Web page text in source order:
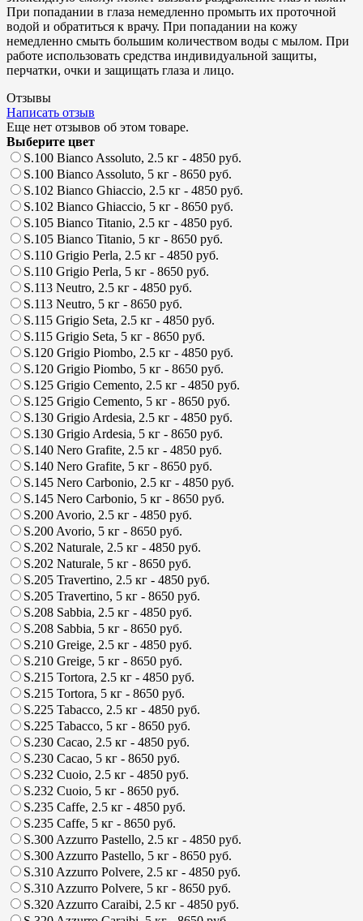
При попадании в глаза немедленно промыть их проточной
водой и обратиться к врачу. При попадании на кожу
немедленно смыть большим количеством воды с мылом. При
работе использовать средства индивидуальной защиты,
перчатки, очки и защищать глаза и лицо.
Отзывы
Написать отзыв
Еще нет отзывов об этом товаре.
Выберите цвет
S.100 Bianco Assoluto, 2.5 кг - 4850 руб.
S.100 Bianco Assoluto, 5 кг - 8650 руб.
S.102 Bianco Ghiaccio, 2.5 кг - 4850 руб.
S.102 Bianco Ghiaccio, 5 кг - 8650 руб.
S.105 Bianco Titanio, 2.5 кг - 4850 руб.
S.105 Bianco Titanio, 5 кг - 8650 руб.
S.110 Grigio Perla, 2.5 кг - 4850 руб.
S.110 Grigio Perla, 5 кг - 8650 руб.
S.113 Neutro, 2.5 кг - 4850 руб.
S.113 Neutro, 5 кг - 8650 руб.
S.115 Grigio Seta, 2.5 кг - 4850 руб.
S.115 Grigio Seta, 5 кг - 8650 руб.
S.120 Grigio Piombo, 2.5 кг - 4850 руб.
S.120 Grigio Piombo, 5 кг - 8650 руб.
S.125 Grigio Cemento, 2.5 кг - 4850 руб.
S.125 Grigio Cemento, 5 кг - 8650 руб.
S.130 Grigio Ardesia, 2.5 кг - 4850 руб.
S.130 Grigio Ardesia, 5 кг - 8650 руб.
S.140 Nero Grafite, 2.5 кг - 4850 руб.
S.140 Nero Grafite, 5 кг - 8650 руб.
S.145 Nero Carbonio, 2.5 кг - 4850 руб.
S.145 Nero Carbonio, 5 кг - 8650 руб.
S.200 Avorio, 2.5 кг - 4850 руб.
S.200 Avorio, 5 кг - 8650 руб.
S.202 Naturale, 2.5 кг - 4850 руб.
S.202 Naturale, 5 кг - 8650 руб.
S.205 Travertino, 2.5 кг - 4850 руб.
S.205 Travertino, 5 кг - 8650 руб.
S.208 Sabbia, 2.5 кг - 4850 руб.
S.208 Sabbia, 5 кг - 8650 руб.
S.210 Greige, 2.5 кг - 4850 руб.
S.210 Greige, 5 кг - 8650 руб.
S.215 Tortora, 2.5 кг - 4850 руб.
S.215 Tortora, 5 кг - 8650 руб.
S.225 Tabacco, 2.5 кг - 4850 руб.
S.225 Tabacco, 5 кг - 8650 руб.
S.230 Cacao, 2.5 кг - 4850 руб.
S.230 Cacao, 5 кг - 8650 руб.
S.232 Cuoio, 2.5 кг - 4850 руб.
S.232 Cuoio, 5 кг - 8650 руб.
S.235 Caffe, 2.5 кг - 4850 руб.
S.235 Caffe, 5 кг - 8650 руб.
S.300 Azzurro Pastello, 2.5 кг - 4850 руб.
S.300 Azzurro Pastello, 5 кг - 8650 руб.
S.310 Azzurro Polvere, 2.5 кг - 4850 руб.
S.310 Azzurro Polvere, 5 кг - 8650 руб.
S.320 Azzurro Caraibi, 2.5 кг - 4850 руб.